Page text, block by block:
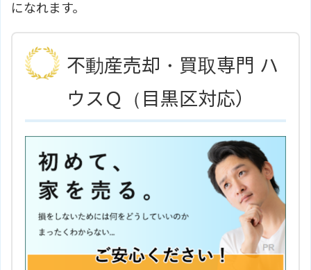
になれます。
不動産売却・買取専門 ハ
ウスＱ（目黒区対応）